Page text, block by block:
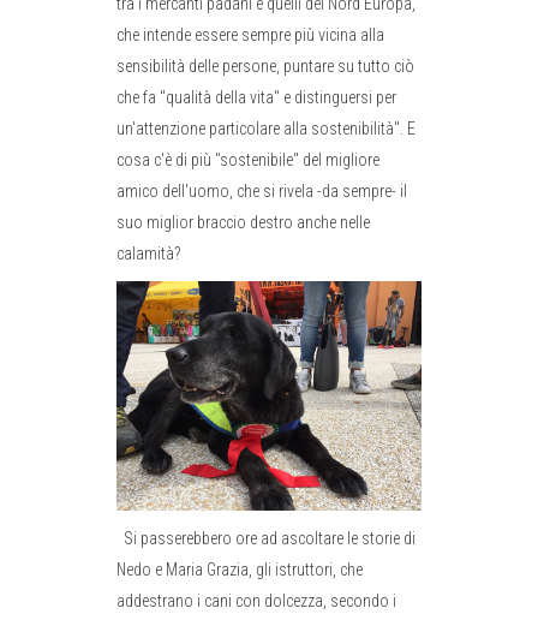
tra i mercanti padani e quelli del Nord Europa,
che intende essere sempre più vicina alla
sensibilità delle persone, puntare su tutto ciò
che fa "qualità della vita" e distinguersi per
un'attenzione particolare alla sostenibilità". E
cosa c'è di più "sostenibile" del migliore
amico dell'uomo, che si rivela -da sempre- il
suo miglior braccio destro anche nelle
calamità?
Si passerebbero ore ad ascoltare le storie di
Nedo e Maria Grazia, gli istruttori, che
addestrano i cani con dolcezza, secondo i